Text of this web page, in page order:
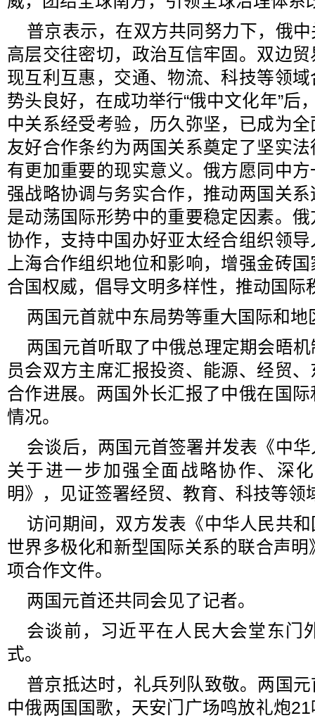
普京表示，在双方共同努力下，俄
高层交往密切，政治互信牢固。双边
现互利互惠，交通、物流、科技等领
势头良好，在成功举行“俄中文化年”后
中关系经受考验，历久弥坚，已成为
友好合作条约为两国关系奠定了坚实
有更加重要的现实意义。俄方愿同中
强战略协调与务实合作，推动两国关
是动荡国际形势中的重要稳定因素。
协作，支持中国办好亚太经合组织领
上海合作组织地位和影响，增强金砖
合国权威，倡导文明多样性，推动国际
两国元首就中东局势等重大国际和
两国元首听取了中俄总理定期会晤
员会双方主席汇报投资、能源、经贸
合作进展。两国外长汇报了中俄在国
情况。
会谈后，两国元首签署并发表《中
关于进一步加强全面战略协作、深
明》，见证签署经贸、教育、科技等领
访问期间，双方发表《中华人民共
世界多极化和新型国际关系的联合声
项合作文件。
两国元首还共同会见了记者。
会谈前，习近平在人民大会堂东门
式。
普京抵达时，礼兵列队致敬。两国
中俄两国国歌，天安门广场鸣放礼炮